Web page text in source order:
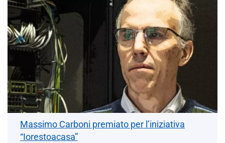
Massimo Carboni premiato per l’iniziativa
“Iorestoacasa”